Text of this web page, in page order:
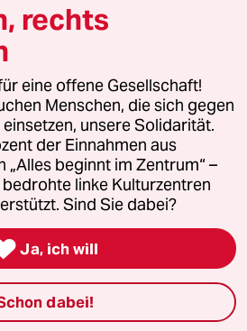
Vertriebs GmbH
Fragen oder für Genehmigungen
Kommune-Richtlinien
Impressum AGB
widerrufen (Ads)
rechts
eine offene Gesellschaft!
Menschen, die sich gegen
unsere Solidarität.
der Einnahmen aus
„Alles beginnt im Zentrum“ –
linke Kulturzentren
Sind Sie dabei?
Ja, ich will
dabei!